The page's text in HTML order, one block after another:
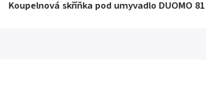
Koupelnová skříňka pod umyvadlo DUOMO